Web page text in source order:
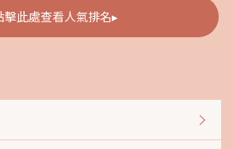
擊此處查看人氣排名▸